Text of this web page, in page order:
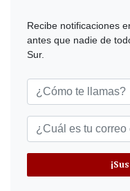
Recibe notificaciones
antes que nadie de
Sur.